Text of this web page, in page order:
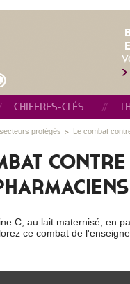
CHIFFRES-CLÉS
protégés Le combat
C, au lait maternisé, en
ce combat de